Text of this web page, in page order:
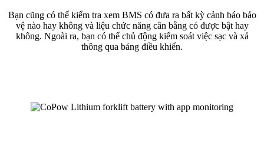
Bạn cũng có thể kiểm tra xem BMS có đưa ra bất kỳ cảnh báo bảo
vệ nào hay không và liệu chức năng cân bằng có được bật hay
không. Ngoài ra, bạn có thể chủ động kiểm soát việc sạc và xả
thông qua bảng điều khiển.